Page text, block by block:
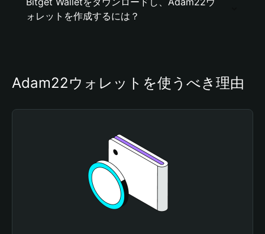
ォレットを作成するには？
Adam22ウォレットを使うべき理由